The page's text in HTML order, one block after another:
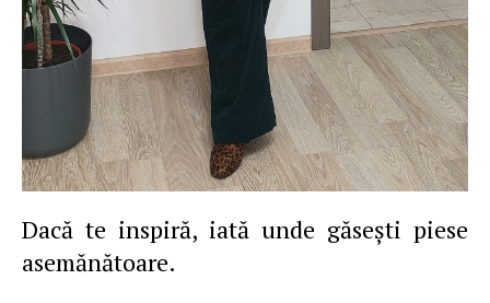
Dacă te inspiră, iată unde găseşti piese
asemănătoare.